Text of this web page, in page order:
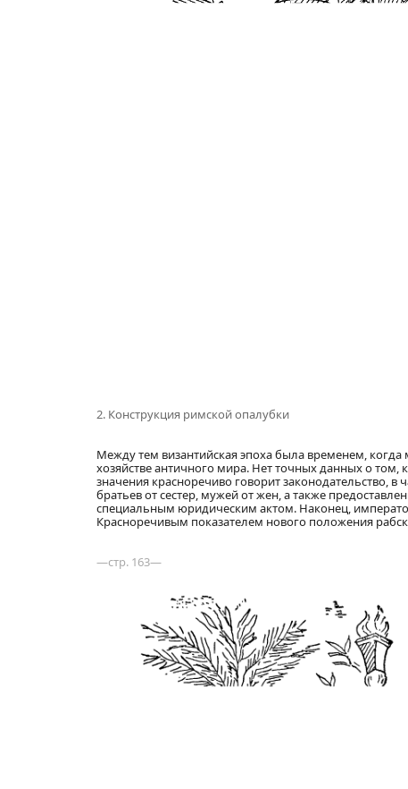
2. Конструкция римской опалубки
Между тем византийская эпоха была временем,
хозяйстве античного мира. Нет точных данных о том,
значения красноречиво говорит законодательство,
братьев от сестер, мужей от жен, а также
специальным юридическим актом. Наконец,
Красноречивым показателем нового положения
—стр. 163—